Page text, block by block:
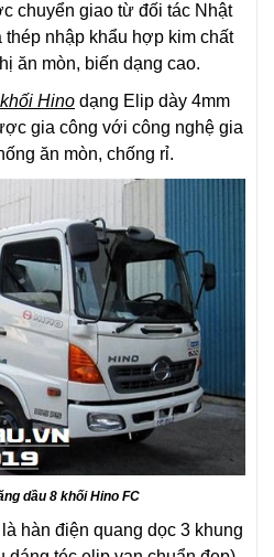
chuyển giao từ đối tác Nhật
thép nhập khẩu hợp kim chất
ăn mòn, biến dạng cao.
Hino dạng Elip dày 4mm
gia công với công nghệ gia
ăn mòn, chống rỉ.
dầu 8 khối Hino FC
hàn điện quang dọc 3 khung